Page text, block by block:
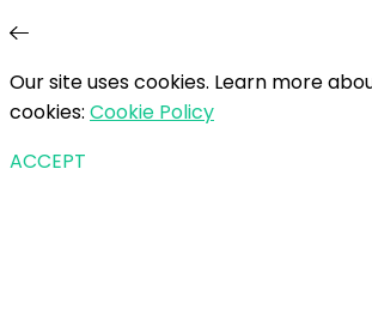
Our site uses cookies. Learn more
cookies: Cookie Policy
ACCEPT